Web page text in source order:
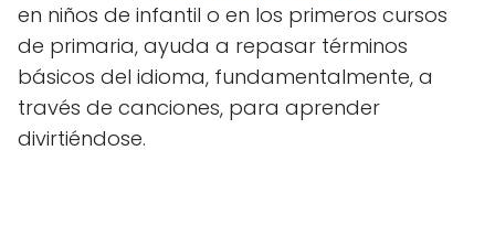
en niños de infantil o en los primeros cursos
de primaria, ayuda a repasar términos
básicos del idioma, fundamentalmente, a
través de canciones, para aprender
divirtiéndose.